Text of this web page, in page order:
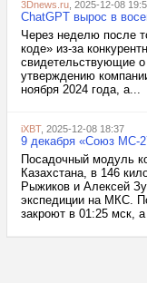
3Dnews.ru , 2025-12-08
ChatGPT вырос в
Через неделю после
коде» из-за
свидетельствующие
утверждению
ноября 2024 года, а...
iXBT, 2025-12-08 18:37
9 декабря «Союз МС-
Посадочный модуль
Казахстана, в 146
Рыжиков и Алексей
экспедиции на МКС.
закроют в 01:25 мск,